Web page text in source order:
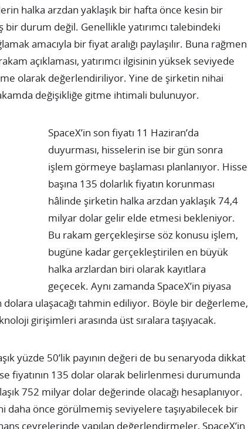
halka arzdan yaklaşık bir hafta önce kesin bir
bir durum değil. Genellikle yatırımcı talebindeki
amacıyla bir fiyat aralığı paylaşılır. Buna rağmen
açıklaması, yatırımcı ilgisinin yüksek seviyede
olarak değerlendiriliyor. Yine de şirketin nihai
değişikliğe gitme ihtimali bulunuyor.
SpaceX’in son fiyatı 11 Haziran’da
duyurması, hisselerin ise bir gün sonra
işlem görmeye başlaması planlanıyor. Hisse
başına 135 dolarlık fiyatın korunması
hâlinde şirketin halka arzdan yaklaşık 74,4
milyar dolar gelir elde etmesi bekleniyor.
Bu rakam gerçekleşirse söz konusu işlem,
bugüne kadar gerçekleştirilen en büyük
halka arzlardan biri olarak kayıtlara
geçecek. Aynı zamanda SpaceX’in piyasa
ulaşacağı tahmin ediliyor. Böyle bir değerleme,
girişimleri arasında üst sıralara taşıyacak.
yüzde 50’lik payının değeri de bu senaryoda dikkat
fiyatının 135 dolar olarak belirlenmesi durumunda
752 milyar dolar değerinde olacağı hesaplanıyor.
daha önce görülmemiş seviyelere taşıyabilecek bir
çevrelerinde yapılan değerlendirmeler, SpaceX’in